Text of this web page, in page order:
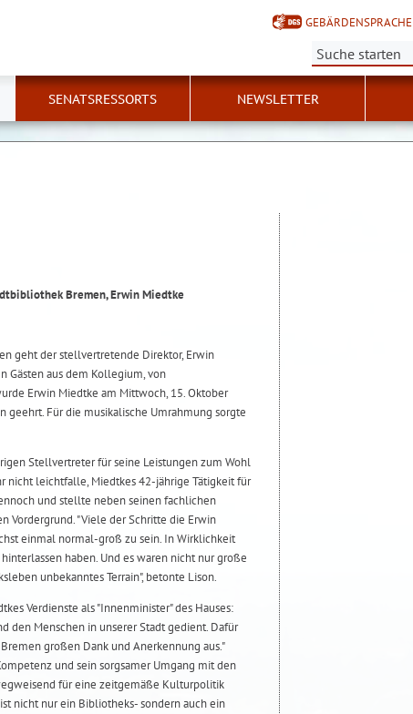
GEBÄRDENSPRACHE
Suche:
SENATSRESSORTS NEWSLETTER
Bremen, Erwin Miedtke
geht der stellvertretende Direktor, Erwin
Gästen aus dem Kollegium, von
Erwin Miedtke am Mittwoch, 15. Oktober
geehrt. Für die musikalische Umrahmung sorgte
Stellvertreter für seine Leistungen zum Wohl
nicht leichtfalle, Miedtkes 42-jährige Tätigkeit für
und stellte neben seinen fachlichen
Vordergrund. "Viele der Schritte die Erwin
einmal normal-groß zu sein. In Wirklichkeit
haben. Und es waren nicht nur große
unbekanntes Terrain", betonte Lison.
Verdienste als "Innenminister" des Hauses:
den Menschen in unserer Stadt gedient. Dafür
großen Dank und Anerkennung aus."
und sein sorgsamer Umgang mit den
für eine zeitgemäße Kulturpolitik
nicht nur ein Bibliotheks- sondern auch ein